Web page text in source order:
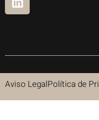
Aviso LegalPolítica de